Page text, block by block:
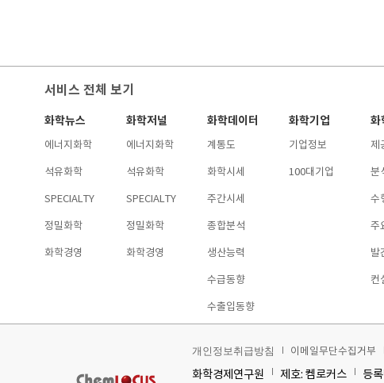
서비스 전체 보기
화학뉴스
에너지화학
석유화학
SPECIALTY
정밀화학
화학경영
화학저널
에너지화학
석유화학
SPECIALTY
정밀화학
화학경영
화학데이터
계통도
화학시세
주간시세
종합분석
생산능력
수급동향
수출입동향
화학기업
기업정보
100대기업
화
제
분
수
주
발
컨
개인정보취급방침 이메일무단수집거부
화학경제연구원 제호: 켐로커스 등